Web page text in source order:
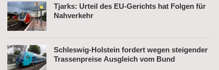
Tjarks: Urteil des EU-Gerichts hat Folgen für
Nahverkehr
Schleswig-Holstein fordert wegen steigender
Trassenpreise Ausgleich vom Bund